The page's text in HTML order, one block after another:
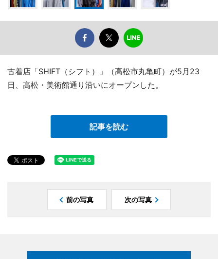
古着店「SHIFT（シフト）」（高松市丸亀町）が5月23
日、高松・美術館通り沿いにオープンした。
記事を読む
前の写真 次の写真